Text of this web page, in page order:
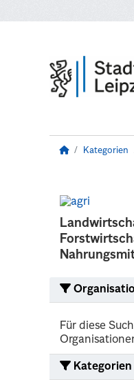
Kategorien
Für diese
Kategorien